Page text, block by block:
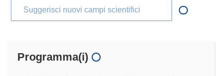
Suggerisci nuovi campi scientifici
Programma(i)